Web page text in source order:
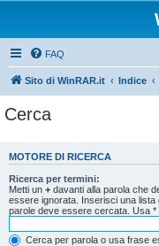
FAQ
Sito di WinRAR.it Indice
Cerca
MOTORE DI RICERCA
Ricerca per termini:
Metti un + davanti alla parola che
essere ignorata. Inserisci una lista
parole deve essere cercata. Usa *
Cerca per parola o usa frase